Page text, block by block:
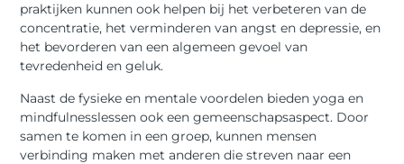
praktijken kunnen ook helpen bij het verbeteren van de
concentratie, het verminderen van angst en depressie, en
het bevorderen van een algemeen gevoel van
tevredenheid en geluk.
Naast de fysieke en mentale voordelen bieden yoga en
mindfulnesslessen ook een gemeenschapsaspect. Door
samen te komen in een groep, kunnen mensen
verbinding maken met anderen die streven naar een